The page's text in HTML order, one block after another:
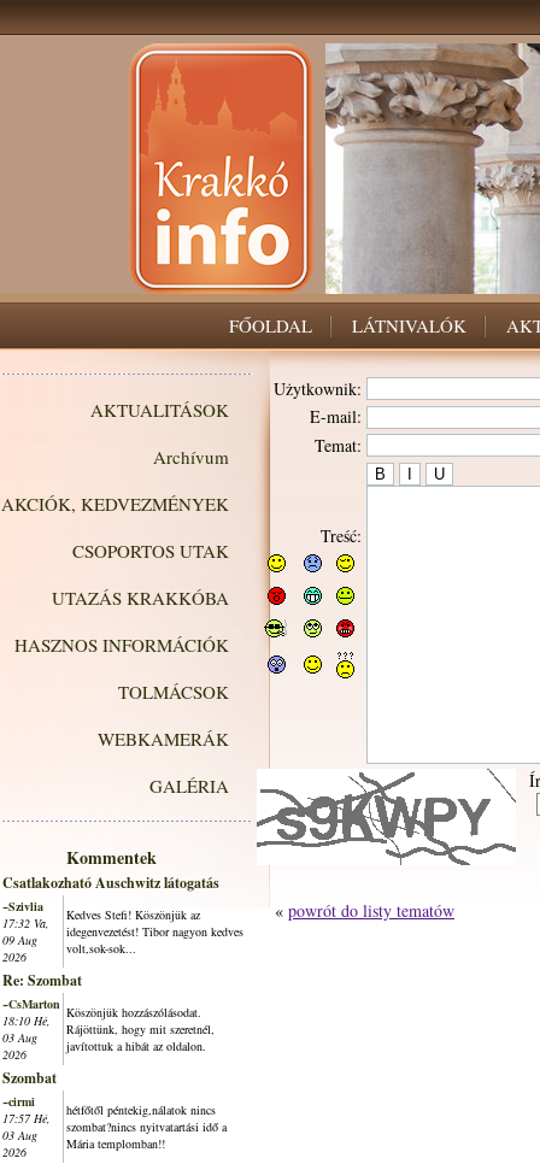
FŐOLDAL LÁTNIVALÓK
AKTUALITÁSOK
Archívum
AKCIÓK, KEDVEZMÉNYEK
CSOPORTOS UTAK
UTAZÁS KRAKKÓBA
HASZNOS INFORMÁCIÓK
TOLMÁCSOK
WEBKAMERÁK
GALÉRIA
Kommentek
Csatlakozható Auschwitz látogatás
~Szivlia
17:32 Va,
09 Aug
2026
Kedves Stefi! Köszönjük az
idegenvezetést! Tibor nagyon kedves
volt,sok-sok...
Re: Szombat
~CsMarton
18:10 Hé,
03 Aug
2026
Köszönjük hozzászólásodat.
Rájöttünk, hogy mit szeretnél,
javítottuk a hibát az oldalon.
Szombat
~cirmi
17:57 Hé,
03 Aug
2026
hétfőtől péntekig,nálatok nincs
szombat?nincs nyitvatartási idő a
Mária templomban!!
Użytkownik:
E-mail:
Temat:
Treść:
« powrót do listy tematów